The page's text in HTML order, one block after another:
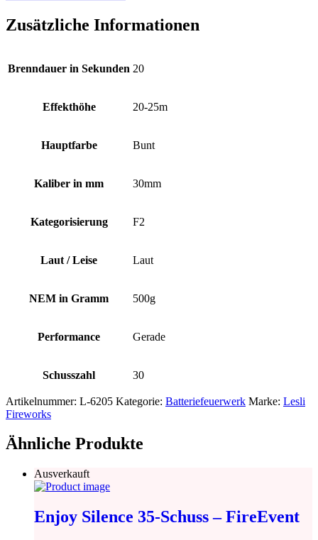
Zusätzliche Informationen
Brenndauer in Sekunden 20
Effekthöhe 20-25m
Hauptfarbe Bunt
Kaliber in mm 30mm
Kategorisierung F2
Laut / Leise Laut
NEM in Gramm 500g
Performance Gerade
Schusszahl 30
Artikelnummer: L-6205 Kategorie: Batteriefeuerwerk Marke: Lesli
Fireworks
Ähnliche Produkte
Ausverkauft
Enjoy Silence 35-Schuss – FireEvent